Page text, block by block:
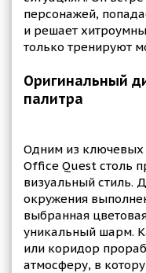
персонажей,
и решает
только тренируют
Оригинальный
палитра
Одним из
Office Quest столь
визуальный стиль.
окружения
выбранная
уникальный шарм.
или коридор
атмосферу, в